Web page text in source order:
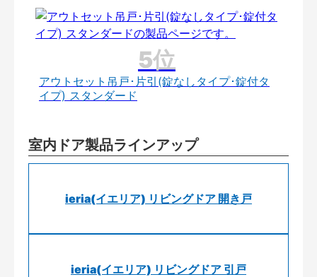
アウトセット吊戸･片引(錠なしタイプ･錠付タ
イプ) スタンダード
室内ドア製品ラインアップ
ieria(イエリア) リビングドア 開き戸
ieria(イエリア) リビングドア 引戸